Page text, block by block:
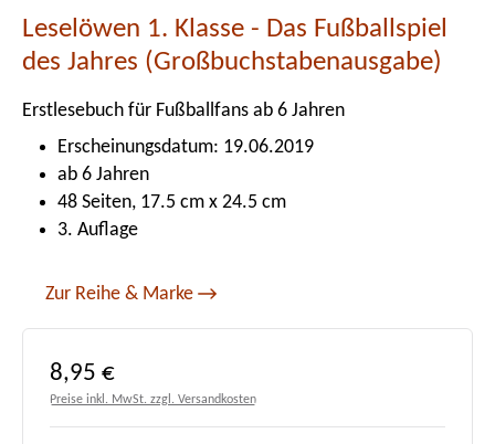
Leselöwen 1. Klasse - Das Fußballspiel
des Jahres (Großbuchstabenausgabe)
Erstlesebuch für Fußballfans ab 6 Jahren
Erscheinungsdatum: 19.06.2019
ab 6 Jahren
48 Seiten, 17.5 cm x 24.5 cm
3. Auflage
Zur Reihe & Marke
Regulärer Preis:
8,95 €
Preise inkl. MwSt. zzgl. Versandkosten